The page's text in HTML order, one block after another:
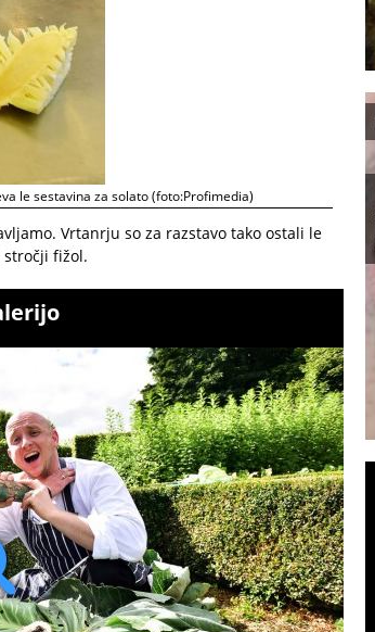
le sestavina za solato (foto:Profimedia)
Vrtanrju so za razstavo tako ostali le
stročji fižol.